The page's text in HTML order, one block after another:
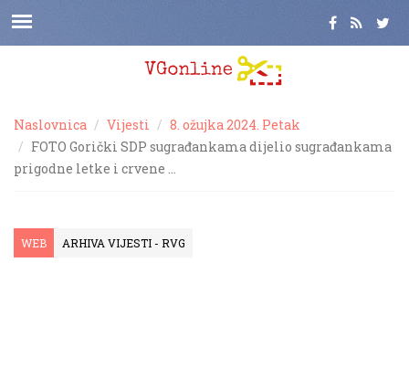
Naslovnica Vijesti
8. ožujka 2024. Petak
FOTO Gorički SDP sugrađankama dijelio sugrađankama
prigodne letke i crvene …
WEB ARHIVA VIJESTI - RVG